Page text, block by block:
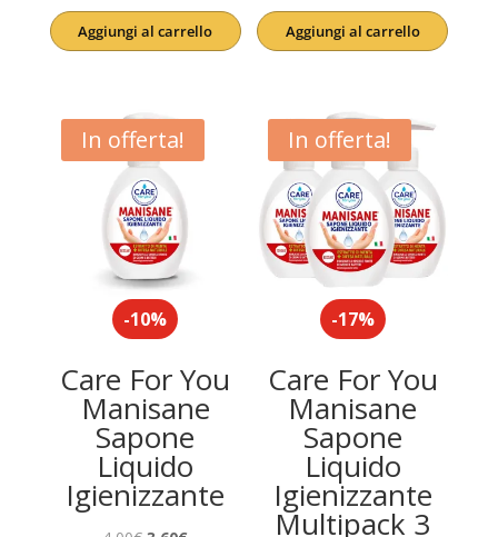
prezzo
originale
prezzo
attuale
Aggiungi al carrello
prezzo
originale
prezzo
attuale
Aggiungi al carrello
In offerta!
-10%
Care For You
Manisane
Sapone
Liquido
Igienizzante
In offerta!
-17%
Care For You
Manisane
Sapone
Liquido
Igienizzante
Multipack 3